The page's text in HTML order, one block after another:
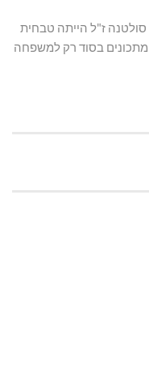
ז"ל הייתה טבחית
בסוד רק למשפחה